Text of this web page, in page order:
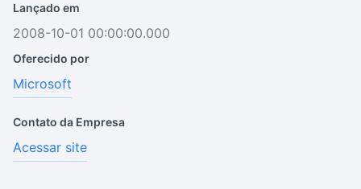
Lançado em
2008-10-01 00:00:00.000
Oferecido por
Microsoft
Contato da Empresa
Acessar site